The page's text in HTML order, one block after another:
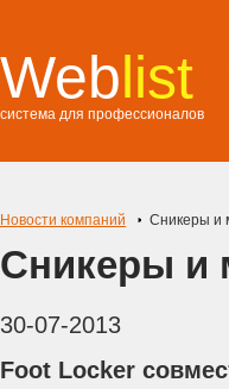
Weblist
система для профессионалов
Новости компаний Сникеры и
Сникеры и
30-07-2013
Foot Locker